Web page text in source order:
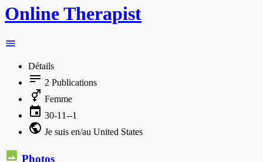
Online Therapist
Détails
2 Publications
Femme
30-11--1
Je suis en/au United States
Photos